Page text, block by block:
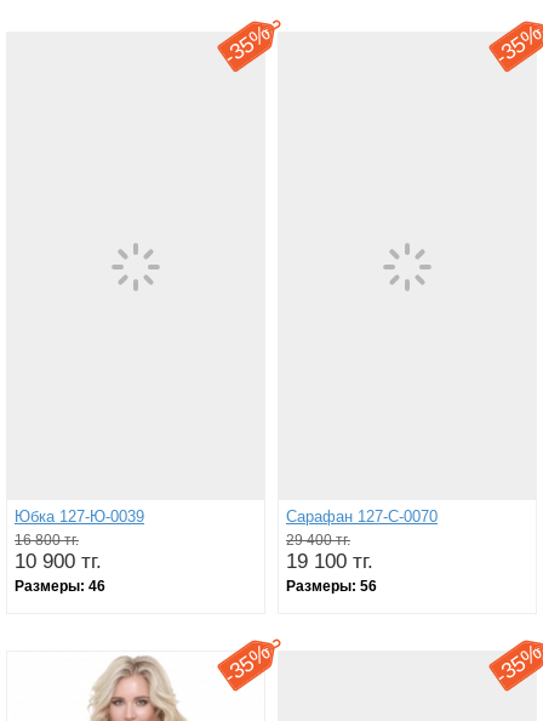
-
35%
Юбка 127-Ю-0039
16 800 тг.
10 900 тг.
Размеры: 46
-
Сарафан 127-С-0070
29 400 тг.
19 100 тг.
Размеры: 56
-
35% -